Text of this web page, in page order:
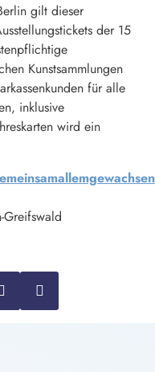
gilt dieser
der 15
Kunstsammlungen
für alle
inklusive
wird ein